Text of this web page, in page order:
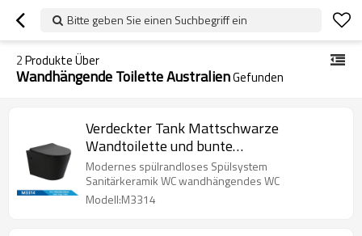
Bitte geben Sie einen Suchbegriff ein
2Produkte Über
Wandhängende Toilette AustralienGefunden
Verdeckter Tank Mattschwarze
Wandtoilette und bunte
Badezimmerkeramik
Modernes spülrandloses Spülsystem
Sanitärkeramik WC wandhängendes WC
Modell:M3314